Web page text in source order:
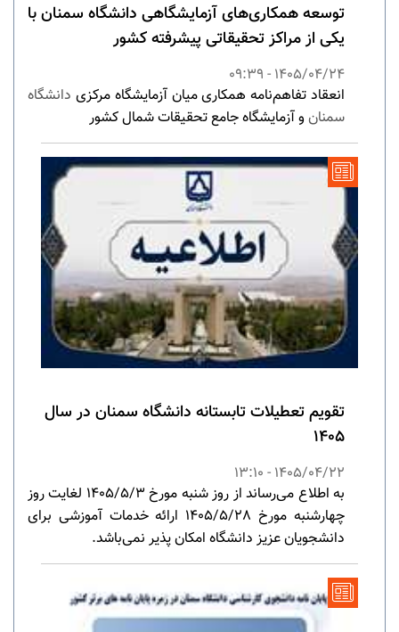
توسعه همکاری‌های آزمایشگاهی دانشگاه سمنان با
یکی از مراکز تحقیقاتی پیشرفته کشور
1405/04/24 - 09:39
انعقاد تفاهم‌نامه همکاری میان آزمایشگاه مرکزی دانشگاه
سمنان و آزمایشگاه جامع تحقیقات شمال کشور
تقویم تعطیلات تابستانه دانشگاه سمنان در سال
1405
1405/04/22 - 13:10
به اطلاع می‌رساند از روز شنبه مورخ 1405/5/3 لغایت روز
چهارشنبه مورخ 1405/5/28 ارائه خدمات آموزشی برای
دانشجویان عزیز دانشگاه امکان پذیر نمی‌باشد.